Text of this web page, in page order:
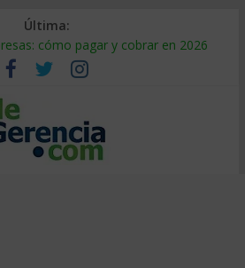
Última:
cómo pagar y cobrar en 2026
es y por qué sale tan caro
cómo auditarla a tiempo
de suministro: qué hacer
UU.: cómo segmentarlo y venderle